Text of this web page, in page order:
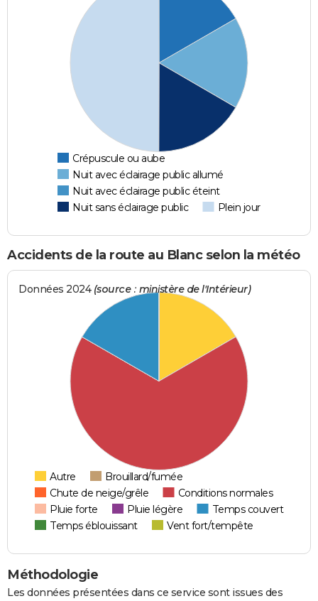
Crépuscule ou aube
Nuit avec éclairage public allumé
Nuit avec éclairage public éteint
Nuit sans éclairage public
Plein jour
Accidents de la route au Blanc selon la météo
Données 2024 (source : ministère de l'Intérieur)
Autre
Brouillard/fumée
Chute de neige/grêle
Conditions normales
Pluie forte
Pluie légère
Temps couvert
Temps éblouissant
Vent fort/tempête
Méthodologie
Les données présentées dans ce service sont issues des